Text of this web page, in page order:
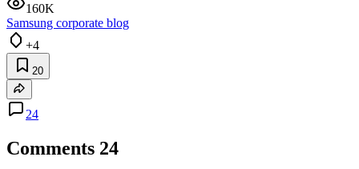
160K
Samsung corporate blog
+4
20
24
Comments 24